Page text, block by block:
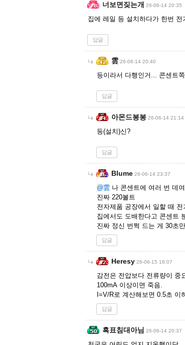
너보면짖는개 26-06-14 20:35
집에 레일 등 설치하다가 한번
답글
雲 26-06-14 20:40
등이라서 다행인거... 콘센트
답글
아몬드봉봉 26-06-14 21:14
등(설치)신?
답글
Blume 26-06-14 23:37
@雲 나 콘센트에 여러 번 데
진짜 220볼트
전자제품 공장에서 일할 때
집에서도 도배한다고 콘센트
진짜 정신 번쩍 드는 게 30초
답글
Heresy 26-06-15 18:07
감전은 전압보다 전류량이 중
100mA 이상이면 죽음.
I=V/R로 계산해보면 0.5초 이
답글
흑표침대아님 26-06-14 20:37